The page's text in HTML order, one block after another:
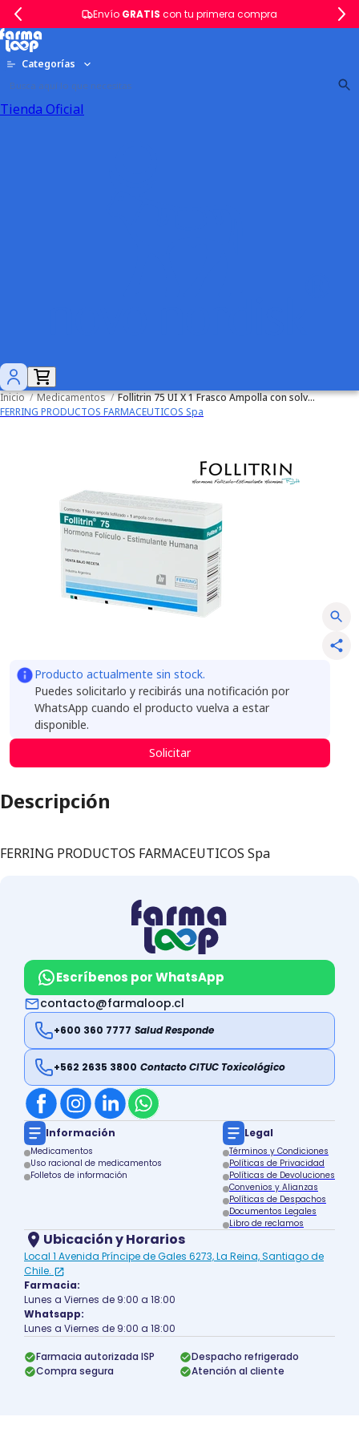
Envío GRATIS con tu primera compra
Categorías
Tienda Oficial
Inicio / Medicamentos /
Follitrin 75 UI X 1 Frasco Ampolla con solvente
FERRING PRODUCTOS FARMACEUTICOS Spa
Producto actualmente sin stock.
Puedes solicitarlo y recibirás una notificación por
WhatsApp cuando el producto vuelva a estar
disponible.
Solicitar
Descripción
FERRING PRODUCTOS FARMACEUTICOS Spa
Escríbenos por WhatsApp
contacto@farmaloop.cl
+600 360 7777 Salud Responde
+562 2635 3800 Contacto CITUC Toxicológico
Información
Medicamentos
Uso racional de medicamentos
Folletos de información
Legal
Términos y Condiciones
Políticas de Privacidad
Políticas de Devoluciones
Convenios y Alianzas
Políticas de Despachos
Documentos Legales
Libro de reclamos
Ubicación y Horarios
Local 1 Avenida Príncipe de Gales 6273, La Reina, Santiago de
Chile.
Farmacia:
Lunes a Viernes de 9:00 a 18:00
Whatsapp:
Lunes a Viernes de 9:00 a 18:00
Farmacia autorizada ISP
Despacho refrigerado
Compra segura
Atención al cliente